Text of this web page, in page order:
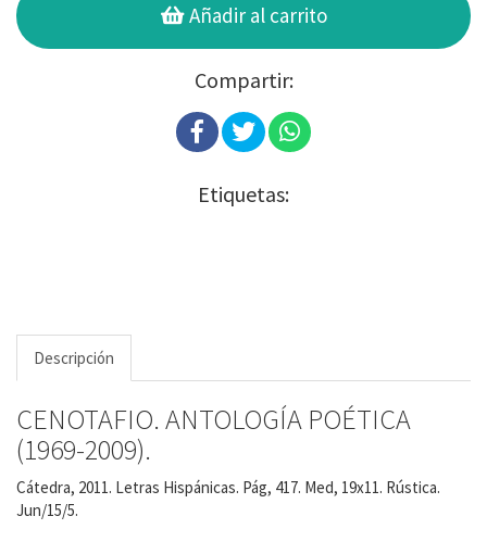
Añadir al carrito
Compartir:
Etiquetas:
Descripción
CENOTAFIO. ANTOLOGÍA POÉTICA
(1969-2009).
Cátedra, 2011. Letras Hispánicas. Pág, 417. Med, 19x11. Rústica.
Jun/15/5.